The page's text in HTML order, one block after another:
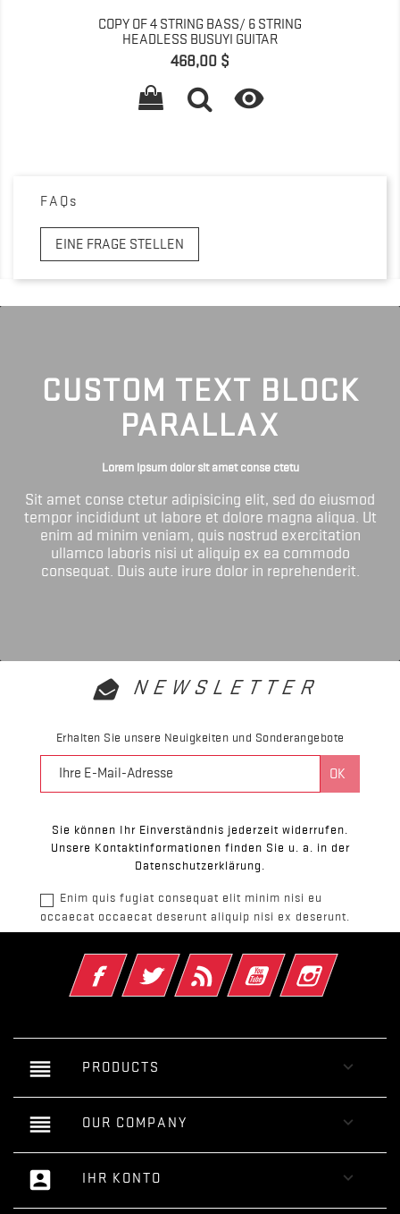
COPY OF 4 STRING BASS/ 6 STRING
HEADLESS BUSUYI GUITAR
Preis
468,00 $

FAQs
EINE FRAGE STELLEN
CUSTOM TEXT BLOCK
PARALLAX
Lorem ipsum dolor sit amet conse ctetu
Sit amet conse ctetur adipisicing elit, sed do eiusmod
tempor incididunt ut labore et dolore magna aliqua. Ut
enim ad minim veniam, quis nostrud exercitation
ullamco laboris nisi ut aliquip ex ea commodo
consequat. Duis aute irure dolor in reprehenderit.
NEWSLETTER
Erhalten Sie unsere Neuigkeiten und Sonderangebote
Sie können Ihr Einverständnis jederzeit widerrufen.
Unsere Kontaktinformationen finden Sie u. a. in der
Datenschutzerklärung.
Enim quis fugiat consequat elit minim nisi eu
occaecat occaecat deserunt aliquip nisi ex deserunt.
FacebookTwitter RSS YouTube Instagram
reorder PRODUCTS 
reorder OUR COMPANY 
account_box IHR KONTO 